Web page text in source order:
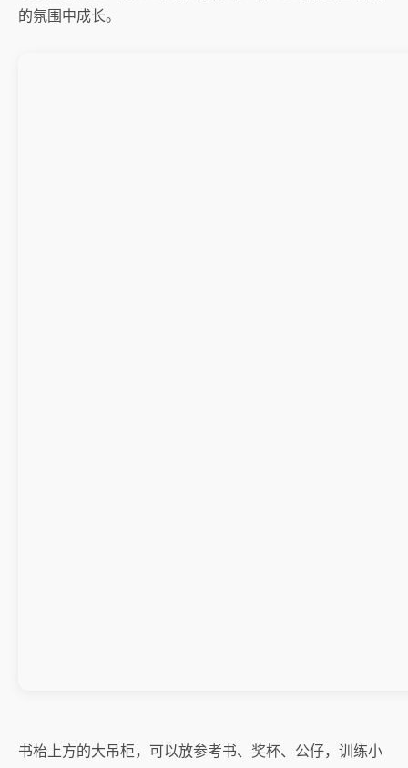
的氛围中成长。
书枱上方的大吊柜，可以放参考书、奖杯、公仔，训练小